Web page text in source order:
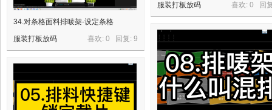
喜欢: 0 回
服装打板放码
34.对条格面料排唛架-设定条格
喜欢: 0 回复: 9
服装打板放码